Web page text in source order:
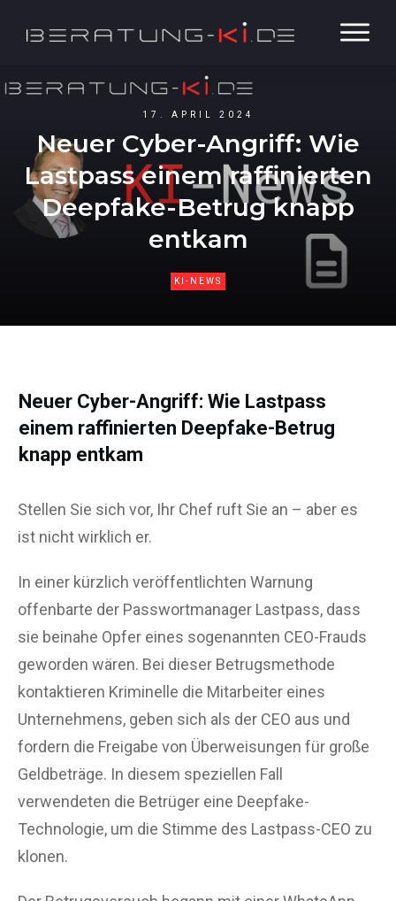
17. APRIL 2024
Neuer Cyber-Angriff: Wie
Lastpass einem raffinierten
Deepfake-Betrug knapp
entkam
KI-NEWS
Neuer Cyber-Angriff: Wie Lastpass
einem raffinierten Deepfake-Betrug
knapp entkam
Stellen Sie sich vor, Ihr Chef ruft Sie an – aber es
ist nicht wirklich er.
In einer kürzlich veröffentlichten Warnung
offenbarte der Passwortmanager Lastpass, dass
sie beinahe Opfer eines sogenannten CEO-Frauds
geworden wären. Bei dieser Betrugsmethode
kontaktieren Kriminelle die Mitarbeiter eines
Unternehmens, geben sich als der CEO aus und
fordern die Freigabe von Überweisungen für große
Geldbeträge. In diesem speziellen Fall
verwendeten die Betrüger eine Deepfake-
Technologie, um die Stimme des Lastpass-CEO zu
klonen.